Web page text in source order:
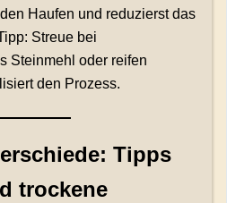
Haufen und reduzierst das
Streue bei
Steinmehl oder reifen
den Prozess.
Tipps
trockene